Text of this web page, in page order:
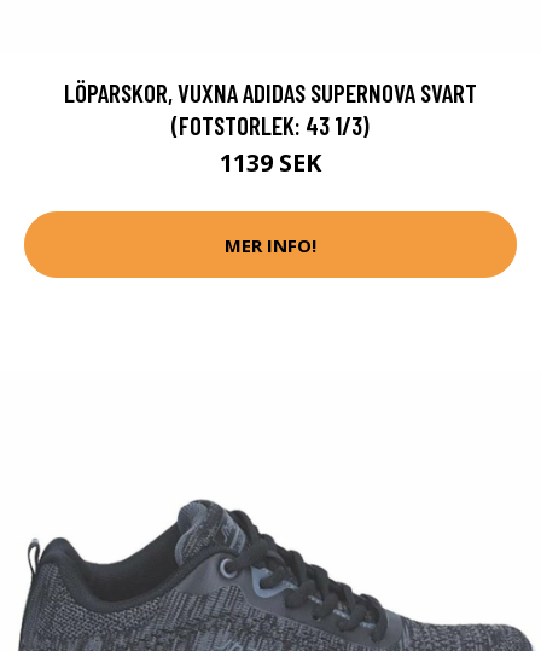
LÖPARSKOR, VUXNA ADIDAS SUPERNOVA SVART
(FOTSTORLEK: 43 1/3)
1139 SEK
MER INFO!